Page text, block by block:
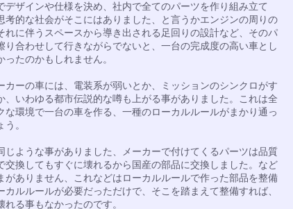
デザインや仕様を決め、社内で全てのパーツを作り組み立て
考的な社会がそこにはありました、と言うかエンジンの周りの
れに伴うスペースから導き出される足回りの設計など、そのパ
り合わせして行きながらでないと、一台の完成度の高い車とし
ったのかもしれません。
カーの車には、電装系が弱いとか、ミッションのシンクロがす
、いわゆる都市伝説的な噂も上がる事がありました。これは全
な環境で一台の車を作る、一種のローカルルールがまかり通っ
。
じような事がありました、メーカーで付けてくるパーツは品質
交換してもすぐに壊れるから国産の部品に交換しました。など
がありません、これなどはローカルルールで作った部品を整備
カルルールが必要だっただけで、そこを踏まえて整備すれば、
れる事もなかったのです。